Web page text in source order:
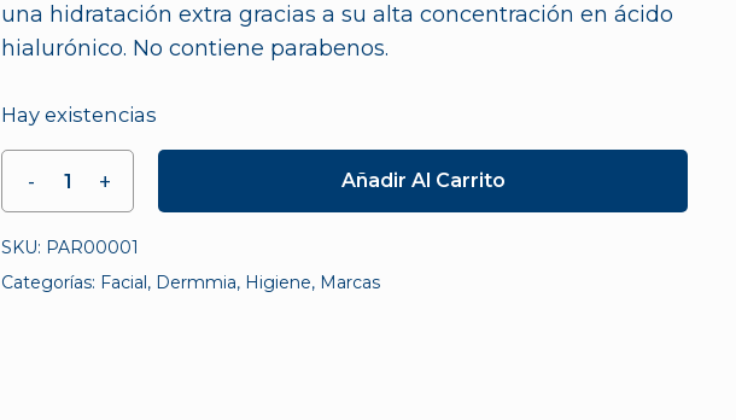
una hidratación extra gracias a su alta concentración en ácido
hialurónico. No contiene parabenos.
Hay existencias
Añadir Al Carrito
SKU: PAR00001
Categorías: Facial, Dermmia, Higiene, Marcas